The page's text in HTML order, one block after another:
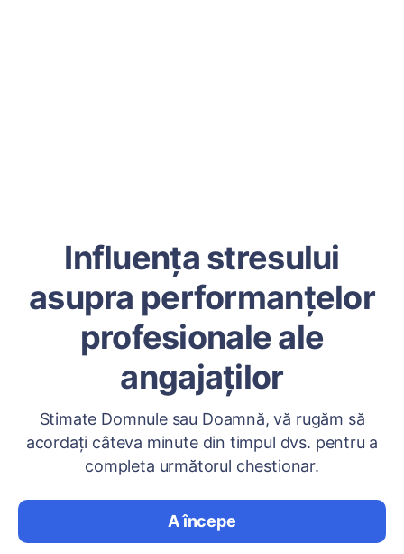
Influența stresului
asupra performanțelor
profesionale ale
angajaților
Stimate Domnule sau Doamnă, vă rugăm să
acordați câteva minute din timpul dvs. pentru a
completa următorul chestionar.
A începe